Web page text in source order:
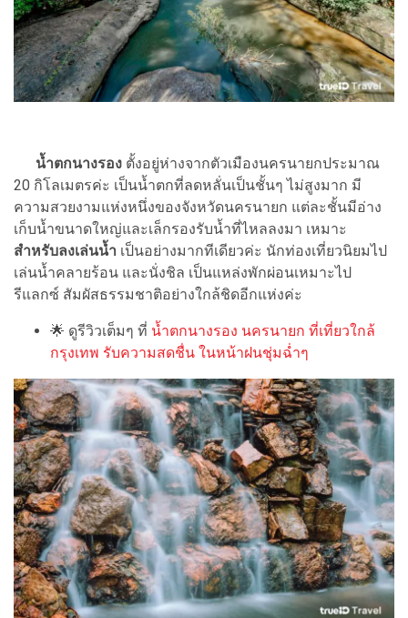
น้ำตกนางรอง ตั้งอยู่ห่างจากตัวเมืองนครนายกประมาณ
20 กิโลเมตรค่ะ เป็นน้ำตกที่ลดหลั่นเป็นชั้นๆ ไม่สูงมาก มี
ความสวยงามแห่งหนึ่งของจังหวัดนครนายก แต่ละชั้นมีอ่าง
เก็บน้ำขนาดใหญ่และเล็กรองรับน้ำที่ไหลลงมา เหมาะ
สำหรับลงเล่นน้ำ เป็นอย่างมากทีเดียวค่ะ นักท่องเที่ยวนิยมไป
เล่นน้ำคลายร้อน และนั่งชิล เป็นแหล่งพักผ่อนเหมาะไป
รีแลกซ์ สัมผัสธรรมชาติอย่างใกล้ชิดอีกแห่งค่ะ
🌟 ดูรีวิวเต็มๆ ที่ น้ำตกนางรอง นครนายก ที่เที่ยวใกล้
กรุงเทพ รับความสดชื่น ในหน้าฝนชุ่มฉ่ำๆ